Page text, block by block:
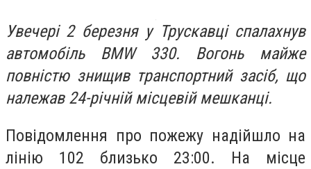
Увечері 2 березня у Трускавці спалахнув
автомобіль BMW 330. Вогонь майже
повністю знищив транспортний засіб, що
належав 24-річній місцевій мешканці.
Повідомлення про пожежу надійшло на
лінію 102 близько 23:00. На місце